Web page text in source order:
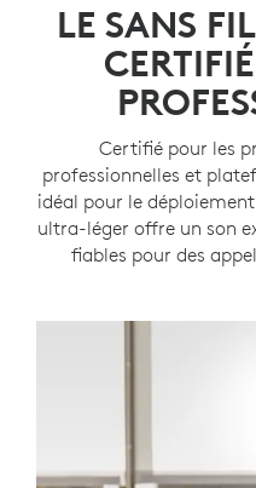
LE SANS
Certifié pour les
professionnelles et
idéal pour le
ultra-léger offre un son
fiables pour des